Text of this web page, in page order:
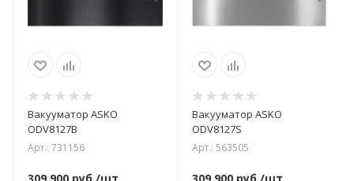
Вакууматор ASKO
ODV8127B
Арт.: 731156
Вакууматор ASKO
ODV8127S
Арт.: 563505